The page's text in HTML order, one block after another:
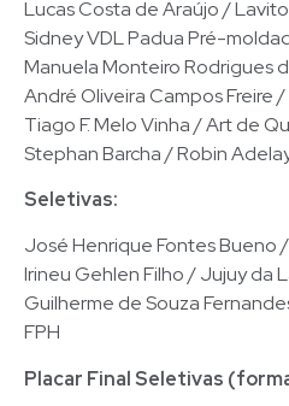
Lucas Costa de Araújo /
Sidney VDL Padua Pré-
Manuela Monteiro Rodrigues
André Oliveira Campos Freire
Tiago F. Melo Vinha / Art de
Stephan Barcha / Robin
Seletivas:
José Henrique Fontes Bueno
Irineu Gehlen Filho / Jujuy da
Guilherme de Souza
FPH
Placar Final Seletivas